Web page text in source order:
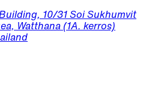
10/31 Soi Sukhumvit
Watthana (1A. kerros)